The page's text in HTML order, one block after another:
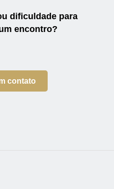
dificuldade para
encontro?
contato